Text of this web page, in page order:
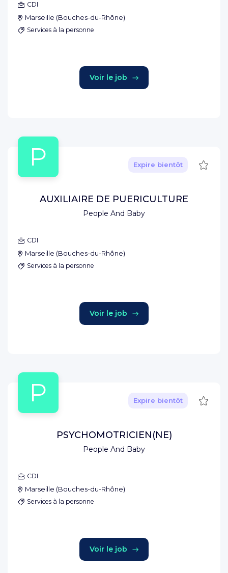
CDI
Marseille (Bouches-du-Rhône)
Services à la personne
Voir le job
P
People And Baby
Expire bientôt
AUXILIAIRE DE PUERICULTURE
CDI
Marseille (Bouches-du-Rhône)
Services à la personne
Voir le job
P
People And Baby
Expire bientôt
PSYCHOMOTRICIEN(NE)
CDI
Marseille (Bouches-du-Rhône)
Services à la personne
Voir le job